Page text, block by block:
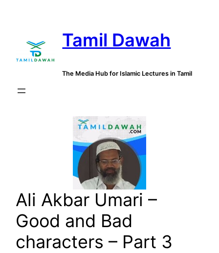
Tamil Dawah
The Media Hub for Islamic Lectures in Tamil
Ali Akbar Umari –
Good and Bad
characters – Part 3